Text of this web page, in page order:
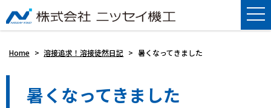
Home > 溶接追求！溶接徒然日記 > 暑くなってきました
暑くなってきました